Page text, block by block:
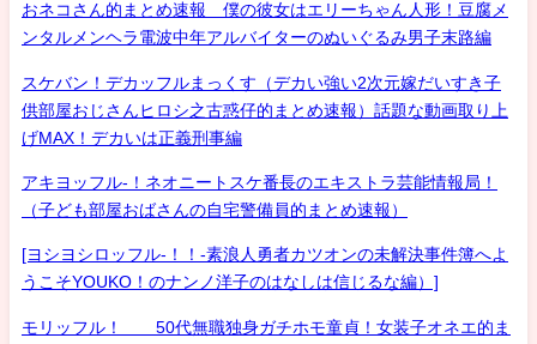
おネコさん的まとめ速報 僕の彼女はエリーちゃん人形！豆腐メ
ンタルメンヘラ電波中年アルバイターのぬいぐるみ男子末路編
スケバン！デカッフルまっくす（デカい強い2次元嫁だいすき子
供部屋おじさんヒロシ之古惑仔的まとめ速報）話題な動画取り上
げMAX！デカいは正義刑事編
アキヨッフル-！ネオニートスケ番長のエキストラ芸能情報局！
（子ども部屋おばさんの自宅警備員的まとめ速報）
[ヨシヨシロッフル-！！-素浪人勇者カツオンの未解決事件簿へよ
うこそYOUKO！のナンノ洋子のはなしは信じるな編）]
モリッフル！ 50代無職独身ガチホモ童貞！女装子オネエ的ま